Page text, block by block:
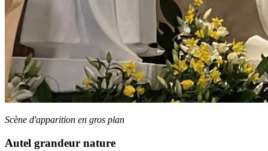
Scène d'apparition en gros plan
Autel grandeur nature